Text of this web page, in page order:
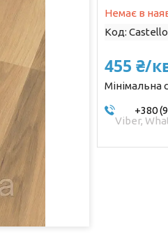
Немає в
Код: Castello
455 ₴/
Мінімальна
+380
Viber,